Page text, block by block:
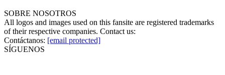
SOBRE NOSOTROS
All logos and images used on this fansite are registered trademarks
of their respective companies. Contact us:
Contáctanos: [email protected]
SÍGUENOS